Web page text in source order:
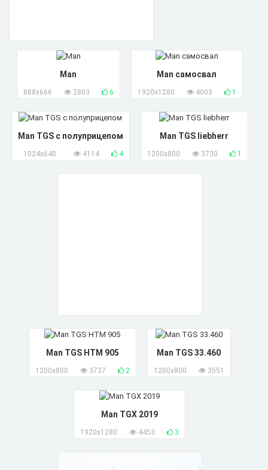
Man
888x666 6
2803
Man самосвал
1920x1280 1
4003
Man TGS с полуприцепом
1024x640 4
4114
Man TGS liebherr
1200x800 1
3730
Man TGS HTM 905
1200x800 2
3737
Man TGS 33.460
1200x800 3551
Man TGX 2019
1920x1280 3
4453